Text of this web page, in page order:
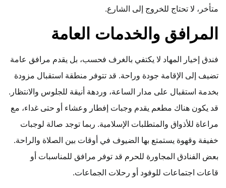
متأخر، لا تحتاج للخروج إلى الشارع.
المرافق والخدمات العامة
فندق إخيار المهاد لا يكتفي بالغرف فحسب، بل يقدم مرافق عامة
تضيف إلى الإقامة جودة وراحة. قد تتوفر منطقة استقبال مزودة
بخدمة استقبال على مدار الساعة، وردهة أنيقة للجلوس والانتظار.
قد يكون هناك مطعم يقدم وجبات إفطار وعشاء أو حتى غداء، مع
مراعاة للأذواق والمتطلبات الإسلامية. ربما توجد صالة لوجبات
خفيفة وقهوة يستمتع بها الضيوف في أوقات بين الصلاة والراحة.
بعض الفنادق المجاورة للحرم قد توفر مرافق للمناسبات أو
قاعات اجتماعات للوفود أو رحلات الجماعات.